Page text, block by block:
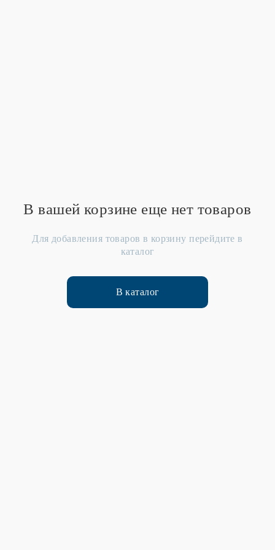
В вашей корзине еще нет товаров
Для добавления товаров в корзину перейдите в
каталог
В каталог